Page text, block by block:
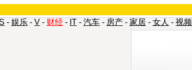
S - 娱乐 - V - 财经 - IT - 汽车 - 房产 - 家居 - 女人 - 视频